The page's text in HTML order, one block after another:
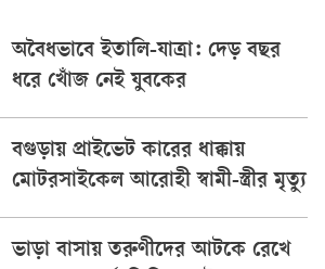
অবৈধভাবে ইতালি-যাত্রা: দেড় বছর
ধরে খোঁজ নেই যুবকের
বগুড়ায় প্রাইভেট কারের ধাক্কায়
মোটরসাইকেল আরোহী স্বামী-স্ত্রীর মৃত্যু
ভাড়া বাসায় তরুণীদের আটকে রেখে